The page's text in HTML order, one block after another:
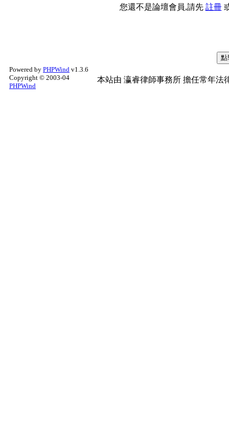
您還不是論壇會員,請先 註冊
Powered by PHPWind v1.3.6
Copyright © 2003-04
PHPWind
本站由 瀛睿律師事務所 擔任常年法